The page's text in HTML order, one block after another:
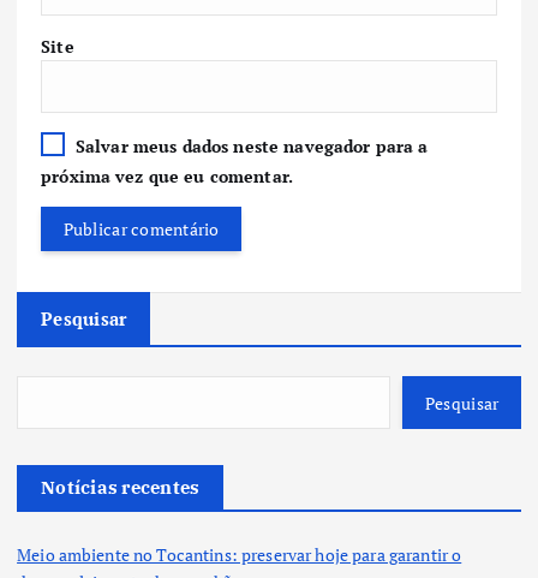
Site
Salvar meus dados neste navegador para a
próxima vez que eu comentar.
Pesquisar
Pesquisar
Notícias recentes
Meio ambiente no Tocantins: preservar hoje para garantir o